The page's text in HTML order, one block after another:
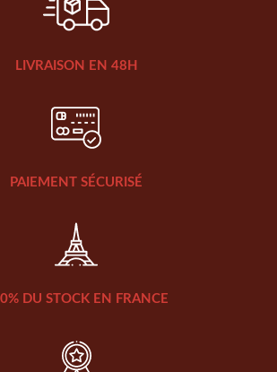
LIVRAISON EN 48H
PAIEMENT SÉCURISÉ
DU STOCK EN FRANCE